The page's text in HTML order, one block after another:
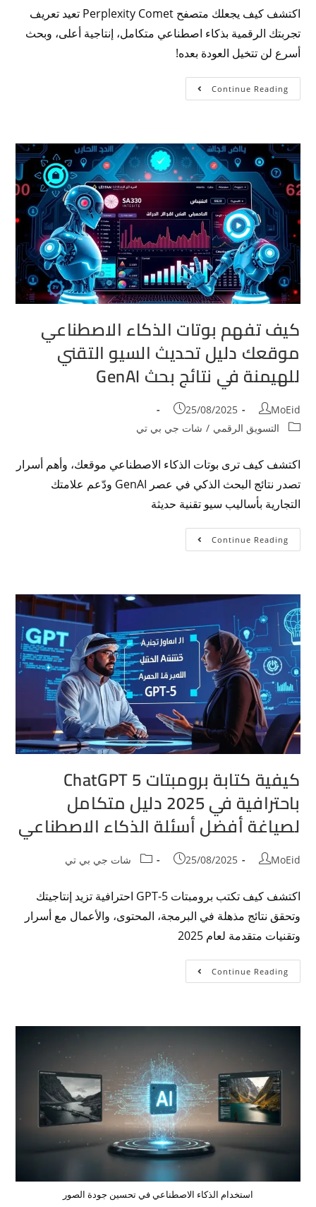
اكتشف كيف يجعلك متصفح Perplexity Comet تعيد تعريف
تجربتك الرقمية بذكاء اصطناعي متكامل، إنتاجية أعلى، وبحث
أسرع لن تتخيل العودة بعده!
Continue Reading
كيف تفهم بوتات الذكاء الاصطناعي
موقعك دليل تحديث السيو التقني
للهيمنة في نتائج بحث GenAI
MoEid
25/08/2025
التسويق الرقمي / شات جي بي تي
اكتشف كيف ترى بوتات الذكاء الاصطناعي موقعك، وأهم أسرار
تصدر نتائج البحث الذكي في عصر GenAI ودّعم علامتك
التجارية بأساليب سيو تقنية حديثة
Continue Reading
كيفية كتابة برومبتات ChatGPT 5
باحترافية في 2025 دليل متكامل
لصياغة أفضل أسئلة الذكاء الاصطناعي
MoEid
25/08/2025 شات جي بي تي
اكتشف كيف تكتب برومبتات GPT-5 احترافية تزيد إنتاجيتك
وتحقق نتائج مذهلة في البرمجة، المحتوى، والأعمال مع أسرار
وتقنيات متقدمة لعام 2025
Continue Reading
استخدام الذكاء الاصطناعي في تحسين جودة الصور